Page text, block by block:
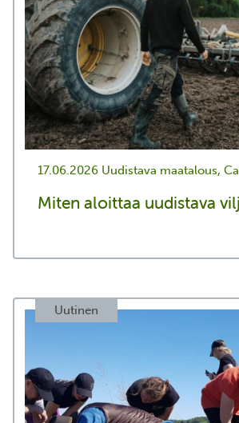
17.06.2026 Uudistava maatalous,
Miten aloittaa uudistava
Uutinen